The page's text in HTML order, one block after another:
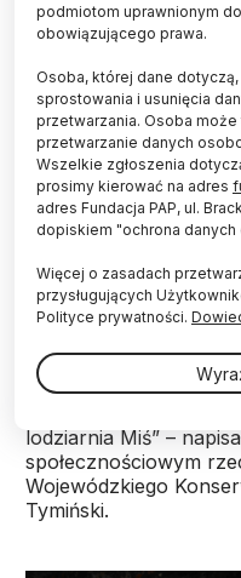
w Gdańsku, 20 bm.
wykopalisk prowadzonych
kultowa gdańska lodziarnia
Archeolodzy z firmy
centrum Gdańska
reliefem krzyża
W ubiegłym roku w
odnaleziono m.in.
rycerza.
„Pierwsze w tym
na najsłynniejszym
lodziarnia Miś” –
społecznościowym
Wojewódzkiego
Tymiński.
podmiotom uprawnionym
obowiązującego prawa.
Osoba, której dane
sprostowania i usunięcia
przetwarzania. Osoba
przetwarzanie danych
Wszelkie zgłoszenia
prosimy kierować na adres
adres Fundacja PAP, ul.
dopiskiem "ochrona
Więcej o zasadach
przysługujących
Polityce prywatności.